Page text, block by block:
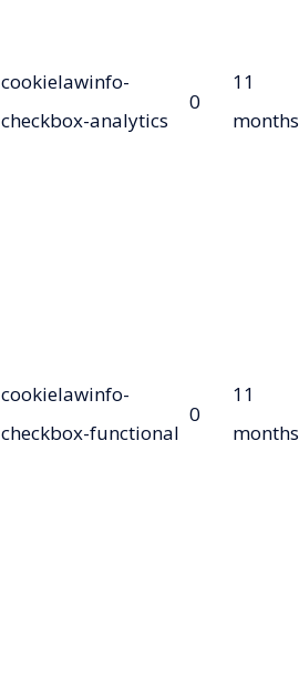
cookielawinfo-
checkbox-analytics
0
11
months
cookielawinfo-
checkbox-functional
0
11
months